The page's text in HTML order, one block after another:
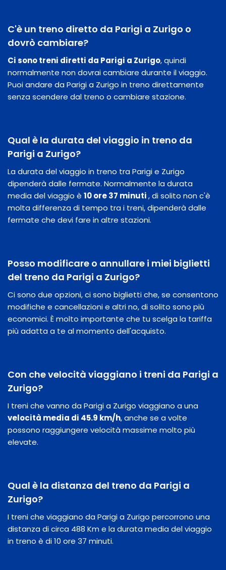
C'è un treno diretto da Parigi a Zurigo o
dovrò cambiare?
Ci sono treni diretti da Parigi a Zurigo, quindi
normalmente non dovrai cambiare durante il viaggio.
Puoi andare da Parigi a Zurigo in treno direttamente
senza scendere dal treno o cambiare stazione.
Qual è la durata del viaggio in treno da
Parigi a Zurigo?
La durata del viaggio in treno tra Parigi e Zurigo
dipenderà dalle fermate. Normalmente la durata
media del viaggio è 10 ore 37 minuti, di solito non c'è
molta differenza di tempo tra i treni, dipenderà dalle
fermate che devi fare in altre stazioni.
Posso modificare o annullare i miei biglietti
del treno da Parigi a Zurigo?
Ci sono due opzioni, ci sono biglietti che, se consentono
modifiche e cancellazioni e altri no, di solito sono più
economici. È molto importante che tu scelga la tariffa
più adatta a te al momento dell'acquisto.
Con che velocità viaggiano i treni da Parigi a
Zurigo?
I treni che vanno da Parigi a Zurigo viaggiano a una
velocità media di 45.9 km/h, anche se a volte
possono raggiungere velocità massime molto più
elevate.
Qual è la distanza del treno da Parigi a
Zurigo?
I treni che viaggiano da Parigi a Zurigo percorrono una
distanza di circa 488 Km e la durata media del viaggio
in treno è di 10 ore 37 minuti.